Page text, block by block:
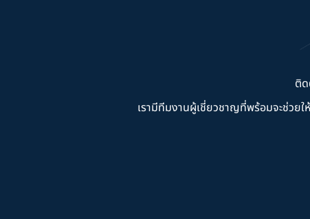
ติ
เรามีทีมงานผู้เชี่ยวชาญที่พร้อมจะช่ว